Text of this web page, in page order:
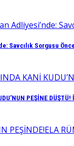
Savcılık Sorgusu
PEŞİNE